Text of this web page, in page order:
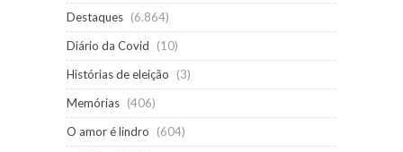
Destaques (6.864)
Diário da Covid
(10)
Histórias de eleição
(3)
Memórias (406)
O amor é lindro
(604)